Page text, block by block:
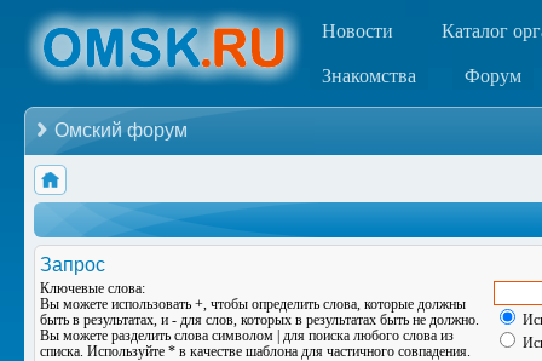
Новости Каталог
Знакомства Форум
Омский форум
Запрос
Ключевые слова:
Вы можете использовать +, чтобы определить слова, которые должны
быть в результатах, и - для слов, которых в результатах быть не должно.
Вы можете разделить слова символом для поиска любого слова из
списка. Используйте * в качестве шаблона для частичного совпадения.